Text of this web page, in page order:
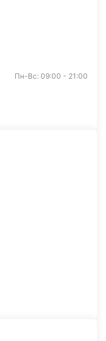
Пн-Вс: 09:00 - 21:00